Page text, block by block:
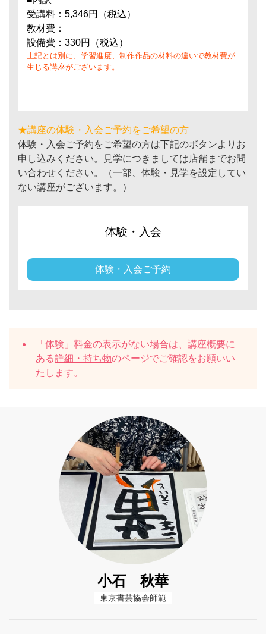
受講料：5,346円（税込）
教材費：
設備費：330円（税込）
上記とは別に、学習進度、制作作品の材料の違いで教材費が
生じる講座がございます。
★講座の体験・入会ご予約をご希望の方
体験・入会ご予約をご希望の方は下記のボタンよりお
申し込みください。見学につきましては店舗までお問
い合わせください。（一部、体験・見学を設定してい
ない講座がございます。）
体験・入会
体験・入会ご予約
「体験」料金の表示がない場合は、講座概要に
ある詳細・持ち物のページでご確認をお願いい
たします。
小石 秋華
東京書芸協会師範